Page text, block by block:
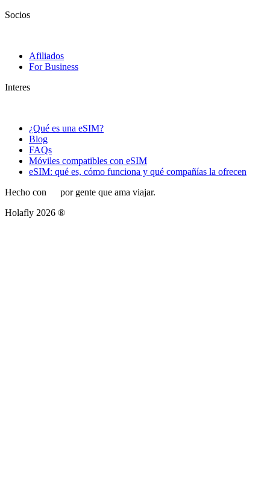
Socios
Afiliados
For Business
Interes
¿Qué es una eSIM?
Blog
FAQs
Móviles compatibles con eSIM
eSIM: qué es, cómo funciona y qué compañías la ofrecen
Hecho con
por gente que ama viajar.
Holafly 2026 ®